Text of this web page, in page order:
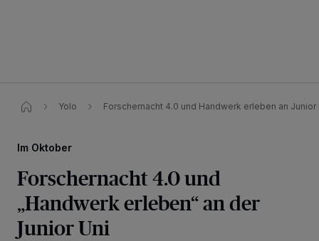
Yolo Forschernacht 4.0 und Handwerk erleben an Junior
Im Oktober
Forschernacht 4.0 und
„Handwerk erleben“ an der
Junior Uni